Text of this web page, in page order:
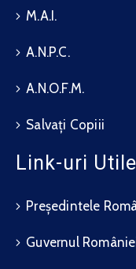
M.A.I.
A.N.P.C.
A.N.O.F.M.
Salvați Copiii
Link-uri Utile
Președintele
Guvernul